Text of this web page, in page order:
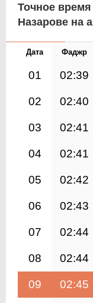
Точное
Назарове на
Дата Фаджр
01 02:39
02 02:40
03 02:41
04 02:41
05 02:42
06 02:43
07 02:44
08 02:44
09 02:45